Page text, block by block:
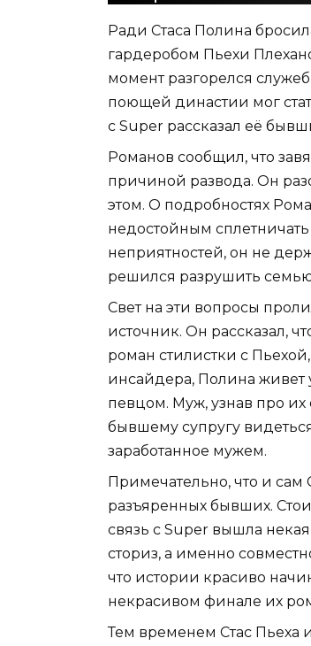
Ради Стаса Полина
гардеробом Пьехи
момент разгорелся
поющей династии мог
с Super рассказал её
Романов сообщил, что
причиной развода. Он
этом. О подробностях
недостойным
неприятностей, он не
решился разрушить
Свет на эти вопросы
источник. Он рассказал,
роман стилистки с
инсайдера, Полина живет
певцом. Муж, узнав про их
бывшему супругу
заработанное мужем.
Примечательно, что и сам
разъяренных бывших.
связь с Super вышла
сториз, а именно
что истории красиво
некрасивом финале их
Тем временем Стас Пьеха